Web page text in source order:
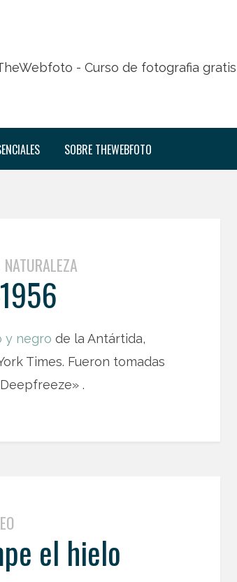
SOBRE THEWEBFOTO
NATURALEZA
y negro de la Antártida,
Times. Fueron tomadas
.
el hielo